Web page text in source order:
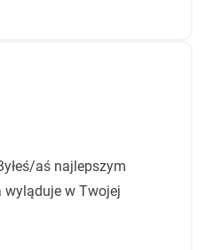
aś najlepszym
w Twojej